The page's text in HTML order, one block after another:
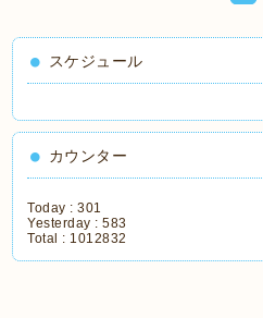
スケジュール
カウンター
Today :301
Yesterday :583
Total : 1012832